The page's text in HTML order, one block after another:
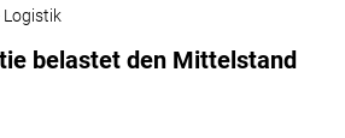
Logistik
belastet den Mittelstand